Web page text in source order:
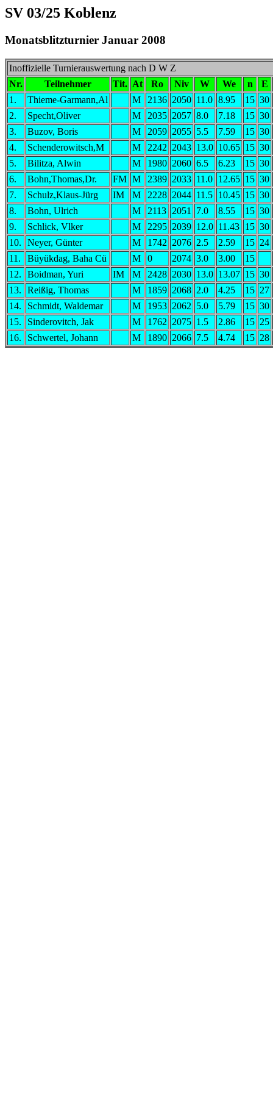
SV 03/25 Koblenz
Monatsblitzturnier Januar 2008
Inoffizielle Turnierauswertung nach D W Z
Nr.
Teilnehmer Tit. At Ro Niv W We n
E
1.
Thieme-Garmann,Al M 2136 2050 11.0 8.95 15 30
2.
Specht,Oliver M 2035 2057 8.0 7.18 15 30
3.
Buzov, Boris M 2059 2055 5.5 7.59 15 30
4.
Schenderowitsch,M M 2242 2043 13.0 10.65 15 30
5.
Bilitza, Alwin M 1980 2060 6.5 6.23 15 30
6.
Bohn,Thomas,Dr. FM M 2389 2033 11.0 12.65 15 30
7.
Schulz,Klaus-Jürg IM M 2228 2044 11.5 10.45 15 30
8.
Bohn, Ulrich M 2113 2051 7.0 8.55 15 30
9.
Schlick, Vlker M 2295 2039 12.0 11.43 15 30
10.
Neyer, Günter M 1742 2076 2.5 2.59 15 24
11.
Büyükdag, Baha Cü M 0 2074 3.0 3.00
15
12.
Boidman, Yuri IM M 2428 2030 13.0 13.07 15 30
13.
Reißig, Thomas M 1859 2068 2.0 4.25 15 27
14.
Schmidt, Waldemar M 1953 2062 5.0 5.79 15 30
15.
Sinderovitch, Jak M 1762 2075 1.5 2.86 15 25
16.
Schwertel, Johann M 1890 2066 7.5 4.74 15 28